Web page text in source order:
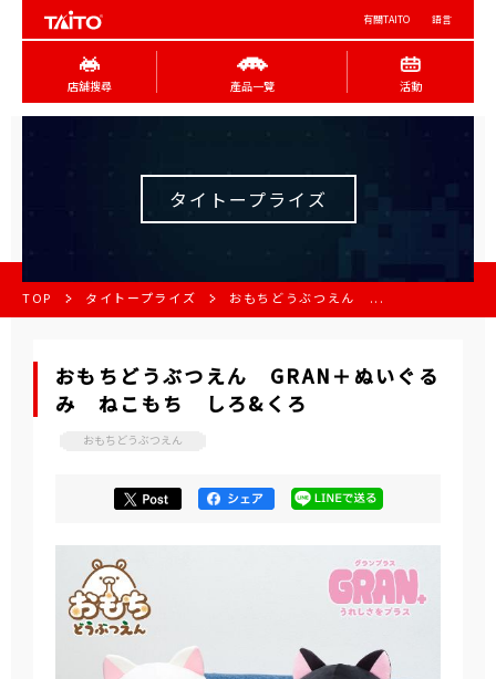
有關TAITO 語言
店舖搜尋 產品一覽 活動
タイトープライズ
TOP タイトープライズ おもちどうぶつえん ...
おもちどうぶつえん GRAN＋ぬいぐる
み ねこもち しろ&くろ
おもちどうぶつえん